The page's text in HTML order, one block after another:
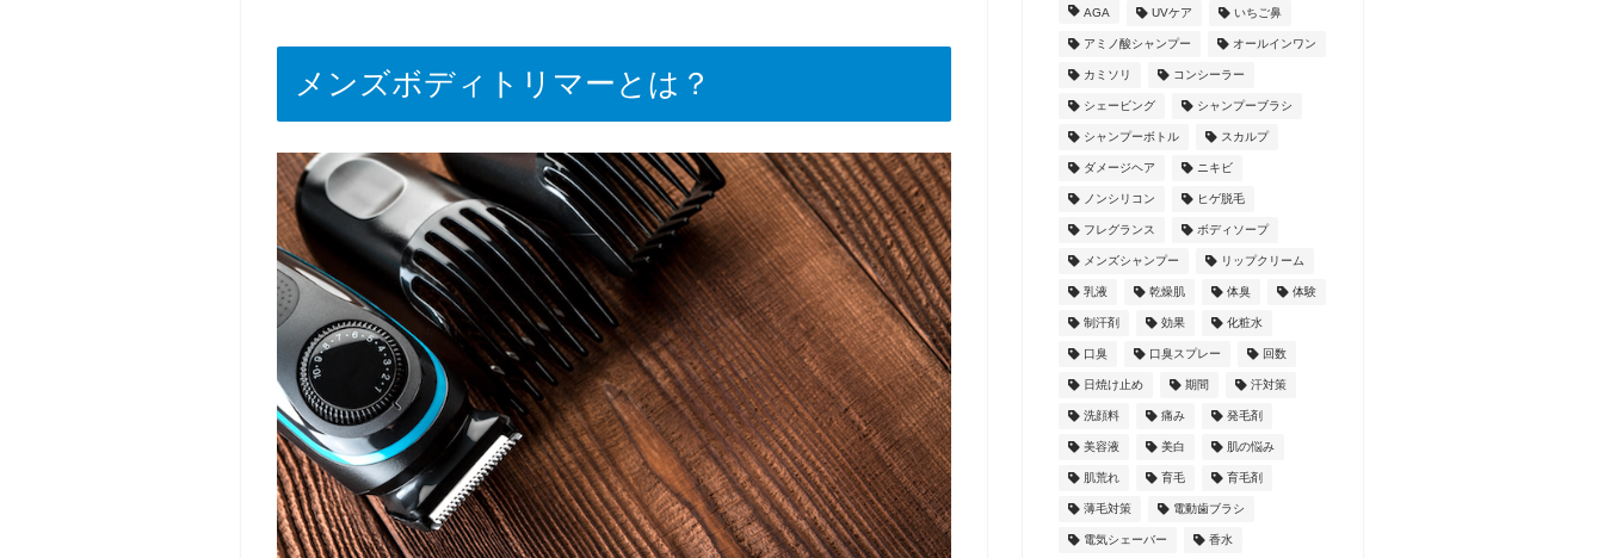
メンズボディトリマーとは？
AGA UVケア いちご鼻
アミノ酸シャンプー オールインワン
カミソリ コンシーラー
シェービング シャンプーブラシ
シャンプーボトル スカルプ
ダメージヘア ニキビ
ノンシリコン ヒゲ脱毛
フレグランス ボディソープ
メンズシャンプー リップクリーム
乳液 乾燥肌 体臭 体験
制汗剤 効果 化粧水
口臭 口臭スプレー 回数
日焼け止め 期間 汗対策
洗顔料 痛み 発毛剤
美容液 美白 肌の悩み
肌荒れ 育毛 育毛剤
薄毛対策 電動歯ブラシ
電気シェーバー 香水